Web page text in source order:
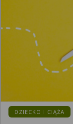
KATEGORIA:
DZIECKO I CIĄŻA